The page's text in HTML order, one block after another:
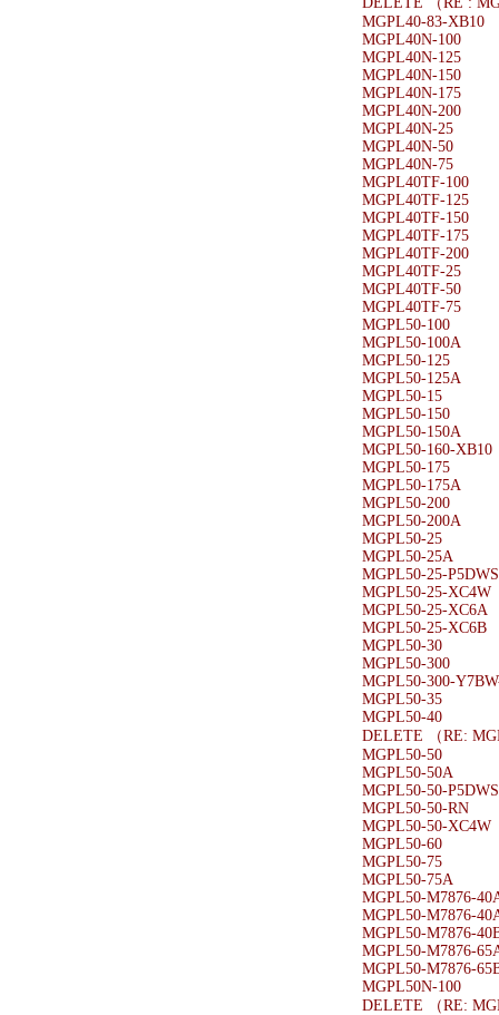
MGPL40-83-XB10
MGPL40N-100
MGPL40N-125
MGPL40N-150
MGPL40N-175
MGPL40N-200
MGPL40N-25
MGPL40N-50
MGPL40N-75
MGPL40TF-100
MGPL40TF-125
MGPL40TF-150
MGPL40TF-175
MGPL40TF-200
MGPL40TF-25
MGPL40TF-50
MGPL40TF-75
MGPL50-100
MGPL50-100A
MGPL50-125
MGPL50-125A
MGPL50-15
MGPL50-150
MGPL50-150A
MGPL50-160-XB10
MGPL50-175
MGPL50-175A
MGPL50-200
MGPL50-200A
MGPL50-25
MGPL50-25A
MGPL50-25-
MGPL50-25-XC4W
MGPL50-25-XC6A
MGPL50-25-XC6B
MGPL50-30
MGPL50-300
MGPL50-300-
MGPL50-35
MGPL50-40
DELETE （RE:
MGPL50-50
MGPL50-50A
MGPL50-50-
MGPL50-50-RN
MGPL50-50-XC4W
MGPL50-60
MGPL50-75
MGPL50-75A
MGPL50-M7876-
MGPL50-M7876-
MGPL50-M7876-
MGPL50-M7876-
MGPL50-M7876-
MGPL50N-100
DELETE （RE: